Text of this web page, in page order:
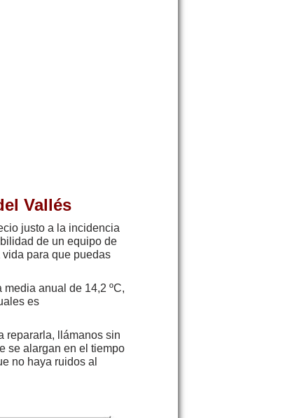
Vallés
justo a la incidencia
de un equipo de
para que puedas
anual de 14,2 ºC,
es
repararla, llámanos sin
se alargan en el tiempo
no haya ruidos al